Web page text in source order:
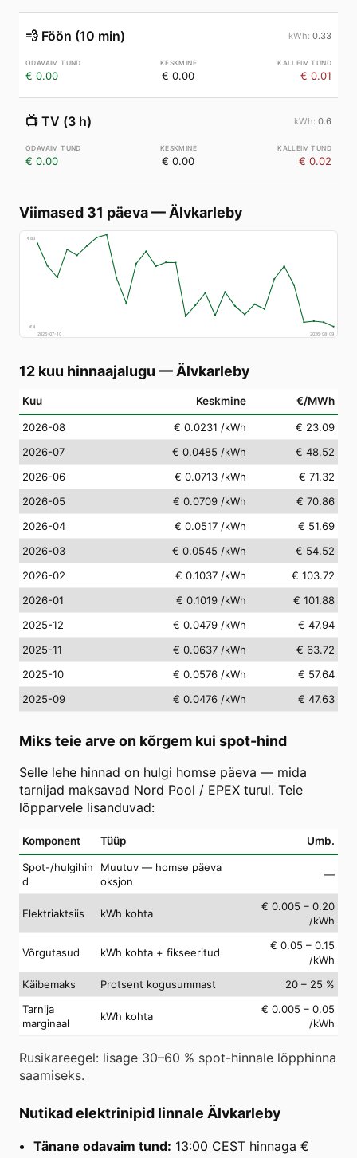
💨 Föön (10 min) 0.33
€ 0.00 € 0.00 € 0.01
📺 TV (3 h) 0.6
€ 0.00 € 0.00 € 0.02
Viimased 31 päeva— Älvkarleby
€83
€4
2026-07-10
2026-08-09
12 kuu hinnaajalugu — Älvkarleby
Kuu Keskmine €/MWh
2026-08 € 0.0231 /kWh
€ 23.09
2026-07
€ 0.0485 /kWh
€ 48.52
2026-06
€ 0.0713 /kWh
€ 71.32
2026-05
€ 0.0709 /kWh
€ 70.86
2026-04
€ 0.0517 /kWh
€ 51.69
2026-03
€ 0.0545 /kWh
€ 54.52
2026-02
€ 0.1037 /kWh
€ 103.72
2026-01
€ 0.1019 /kWh
€ 101.88
2025-12
€ 0.0479 /kWh
€ 47.94
2025-11
€ 0.0637 /kWh
€ 63.72
2025-10
€ 0.0576 /kWh
€ 57.64
2025-09
€ 0.0476 /kWh € 47.63
Miks teie arve on kõrgem kui spot-hind
Selle lehe hinnad on hulgi homse päeva — mida
tarnijad maksavad Nord Pool / EPEX turul. Teie
lõpparvele lisanduvad:
Komponent Tüüp Umb.
Spot-/hulgihin
d
Muutuv — homse päeva
oksjon
—
Elektriaktsiis kWh kohta
€ 0.005 – 0.20
/kWh
Võrgutasud kWh kohta + fikseeritud
€ 0.05 – 0.15
/kWh
Käibemaks
Protsent kogusummast
20 – 25 %
Tarnija
marginaal
kWh kohta
€ 0.005 – 0.05
/kWh
Rusikareegel: lisage 30–60 % spot-hinnale lõpphinna
saamiseks.
Nutikad elektrinipid linnale Älvkarleby
Tänane odavaim tund: 13:00 CEST hinnaga €